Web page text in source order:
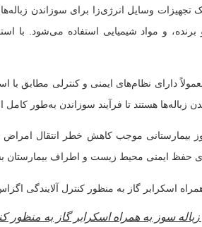
تجهیزات وسایل انرژی‌زا برای سوزاندن
برنده، و مواد شیمیایی استفاده می‌شود. با
دارای نظام‌های ایمنی و کنترلی مطابق
زباله‌ها هستند تا فرآیند سوزاندن به‌طور
بیمارستانی موجب کاهش خطر انتقال
حفظ ایمنی محیط زیست و اطراف بیمارستان
سوز به همراه اسکرابر گاز به منظور